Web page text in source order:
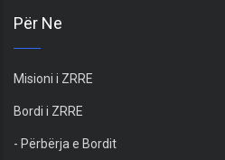
Për Ne
Misioni i ZRRE
Bordi i ZRRE
- Përbërja e Bordit